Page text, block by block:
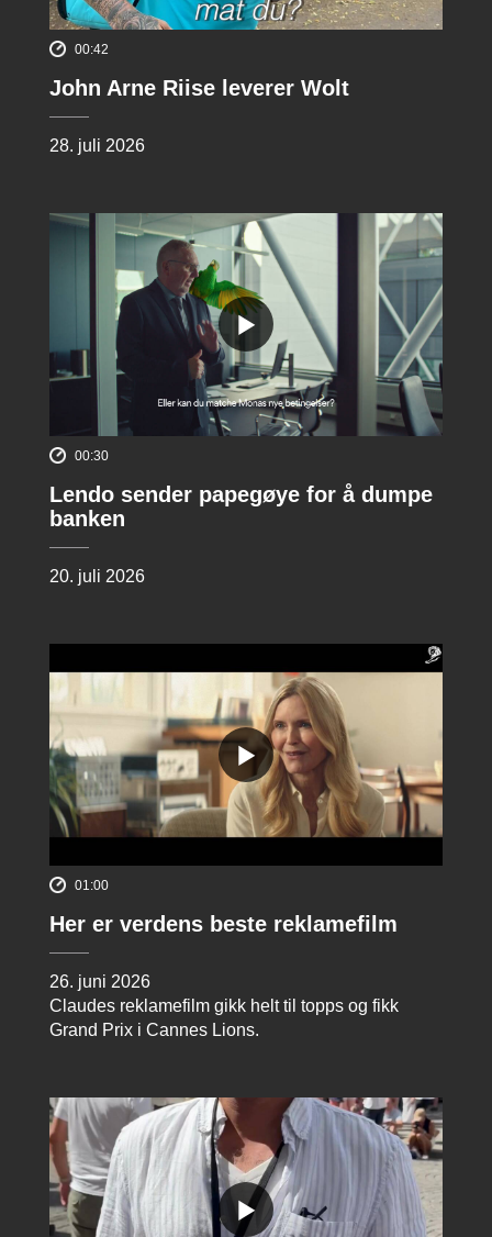
00:42
John Arne Riise leverer Wolt
28. juli 2026
00:30
Lendo sender papegøye for å dumpe
banken
20. juli 2026
01:00
Her er verdens beste reklamefilm
26. juni 2026
Claudes reklamefilm gikk helt til topps og fikk
Grand Prix i Cannes Lions.